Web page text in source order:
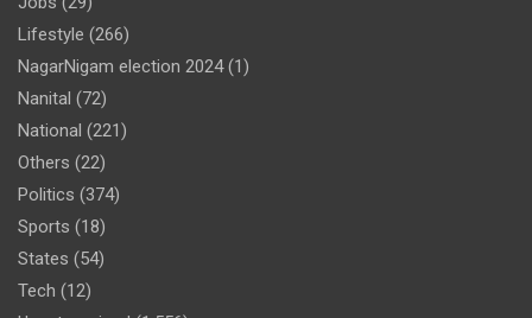
Lifestyle (266)
NagarNigam election 2024(1)
Nanital (72)
National (221)
Others (22)
Politics (374)
Sports (18)
States (54)
Tech (12)